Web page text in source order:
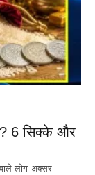
6 सिक्के और
लोग अक्सर